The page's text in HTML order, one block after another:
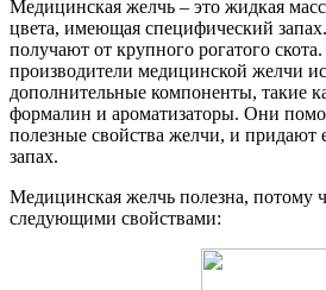
Медицинская желчь – это жидкая
цвета, имеющая специфический
получают от крупного рогатого
производители медицинской желчи
дополнительные компоненты, такие
формалин и ароматизаторы. Они
полезные свойства желчи, и придают
запах.
Медицинская желчь полезна, потому
следующими свойствами: